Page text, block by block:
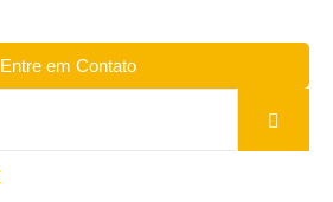
Entre em Contato